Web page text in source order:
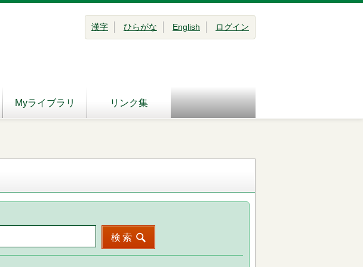
Myライブラリ リンク集
漢字 ひらがな English ログイン
検索